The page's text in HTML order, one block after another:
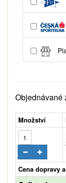
Objednávané
Množství
Cena dopravy